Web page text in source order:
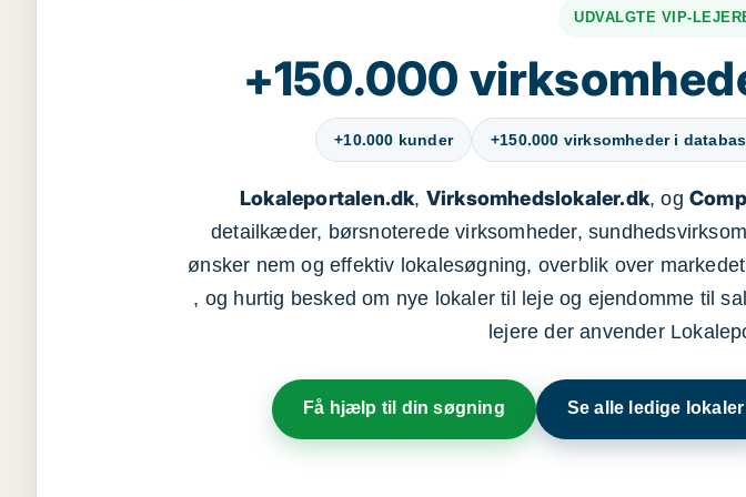
UDVALGTE VIP-
+150.000
+10.000 kunder +150.000 virksomheder i
Lokaleportalen.dk, Virksomhedslokaler.dk, og
detailkæder, børsnoterede virksomheder,
ønsker nem og effektiv lokalesøgning, overblik over
, og hurtig besked om nye lokaler til leje og ejendomme til
lejere der anvender
Få hjælp til din søgning Se alle ledige lokaler